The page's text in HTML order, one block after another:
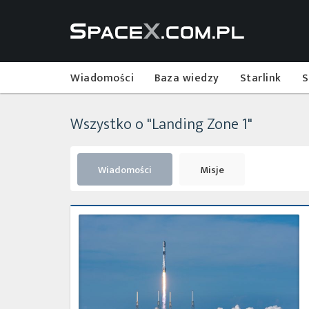
Wiadomości Baza wiedzy Starlink
Wszystko o "Landing Zone 1"
Wiadomości Misje
Start
Transporter-